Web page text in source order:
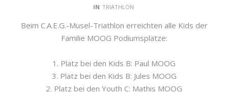
IN TRIATHLON
Beim C.A.E.G.-Musel-Triathlon erreichten alle Kids der
Familie MOOG Podiumsplätze:
1. Platz bei den Kids B: Paul MOOG
3. Platz bei den Kids B: Jules MOOG
2. Platz bei den Youth C: Mathis MOOG